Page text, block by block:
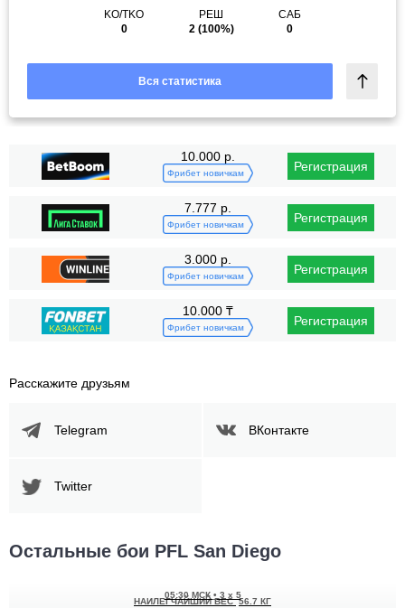
KO/TKO
0
РЕШ
2(100%)
САБ
0
Вся статистика
10.000 р.
Фрибет новичкам Регистрация
7.777 р.
Фрибет новичкам Регистрация
3.000 р.
Фрибет новичкам Регистрация
10.000 ₸
Фрибет новичкам Регистрация
Расскажите друзьям
Telegram ВКонтакте
Twitter
Остальные бои PFL San Diego
05:30 МСК • 3 x 5
НАИЛЕГЧАЙШИЙ ВЕС 56.7 КГ